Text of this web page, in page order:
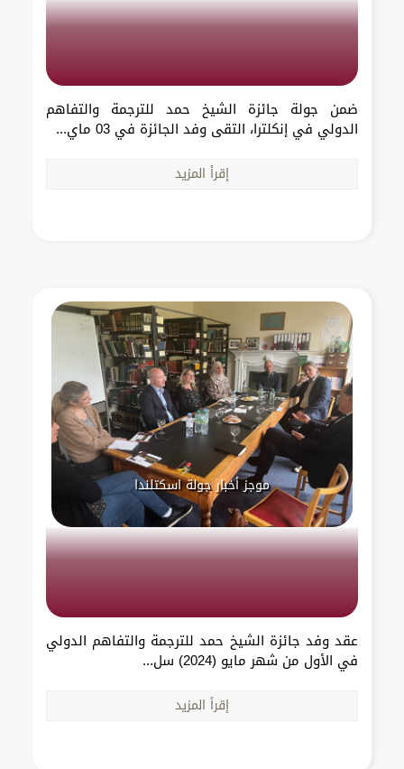
ضمن جولة جائزة الشيخ حمد للترجمة والتفاهم
الدولي في إنكلترا، التقى وفد الجائزة في 03 ماي...
إقرأ المزيد
موجز أخبار جولة اسكتلندا
عقد وفد جائزة الشيخ حمد للترجمة والتفاهم الدولي
في الأول من شهر مايو (2024) سل...
إقرأ المزيد